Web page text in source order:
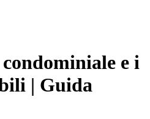
e i
| Guida